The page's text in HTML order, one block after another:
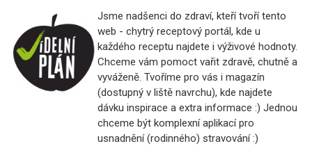
Jsme nadšenci do zdraví, kteří tvoří tento
web - chytrý receptový portál, kde u
každého receptu najdete i výživové hodnoty.
Chceme vám pomoct vařit zdravě, chutně a
vyváženě. Tvoříme pro vás i magazín
(dostupný v liště navrchu), kde najdete
dávku inspirace a extra informace :) Jednou
chceme být komplexní aplikací pro
usnadnění (rodinného) stravování :)